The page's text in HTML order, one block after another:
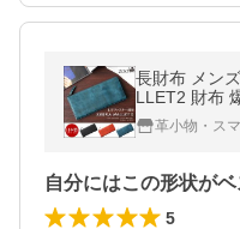
長財布 メンズ 本革 日
LLET2 財布
革小物・ス
自分にはこの形状がベ
5